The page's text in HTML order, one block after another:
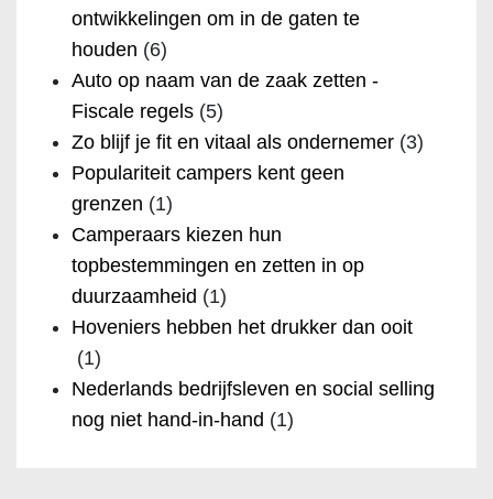
ontwikkelingen om in de gaten te
houden (6)
Auto op naam van de zaak zetten -
Fiscale regels (5)
Zo blijf je fit en vitaal als ondernemer (3)
Populariteit campers kent geen
grenzen (1)
Camperaars kiezen hun
topbestemmingen en zetten in op
duurzaamheid (1)
Hoveniers hebben het drukker dan ooit
(1)
Nederlands bedrijfsleven en social selling
nog niet hand-in-hand (1)